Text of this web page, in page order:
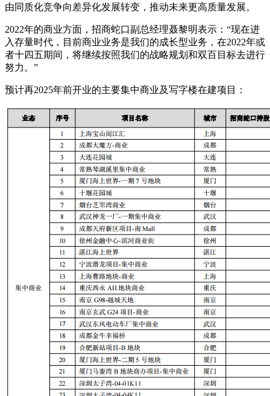
由同质化竞争向差异化发展转变，推动未来更高质量发展。
2022年的商业方面，招商蛇口副总经理聂黎明表示：“现在进
入存量时代，目前商业业务是我们的成长型业务，在2022年或
者十四五期间，将继续按照我们的战略规划和双百目标去进行
努力。”
预计再2025年前开业的主要集中商业及写字楼在建项目：